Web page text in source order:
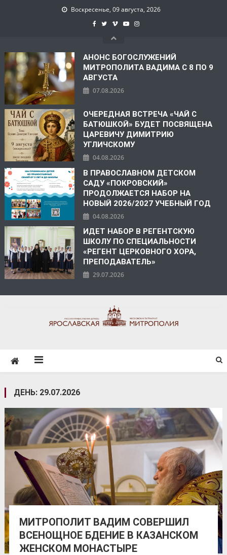
Воскресенье, 09 августа, 2026
АНОНС БОГОСЛУЖЕНИЙ
МИТРОПОЛИТА ВАДИМА С 8 ПО 9
АВГУСТА
07.08.2026
ОЧЕРЕДНАЯ ВСТРЕЧА «ЧАЙ С
БАТЮШКОЙ» БУДЕТ ПОСВЯЩЕНА
ЦАРЕВИЧУ ДИМИТРИЮ
УГЛИЧСКОМУ
04.08.2026
В ПРАВОСЛАВНОМ ДЕТСКОМ
САДУ «ПОКРОВСКИЙ»
ПРОДОЛЖАЕТСЯ НАБОР НА
НОВЫЙ 2026/2027 УЧЕБНЫЙ ГОД
04.08.2026
ИДЕТ НАБОР В РЕГЕНТСКУЮ
ШКОЛУ ПО СПЕЦИАЛЬНОСТИ
«РЕГЕНТ ЦЕРКОВНОГО ХОРА,
ПРЕПОДАВАТЕЛЬ»
29.07.2026
ДЕНЬ: 29.07.2026
МИТРОПОЛИТ ВАДИМ СОВЕРШИЛ
ВСЕНОЩНОЕ БДЕНИЕ В КАЗАНСКОМ
ЖЕНСКОМ МОНАСТЫРЕ